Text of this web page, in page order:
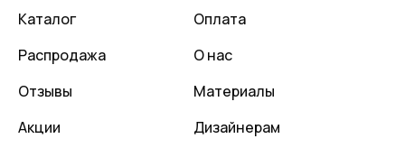
Каталог
Распродажа
Отзывы
Акции
Оплата
О нас
Материалы
Дизайнерам